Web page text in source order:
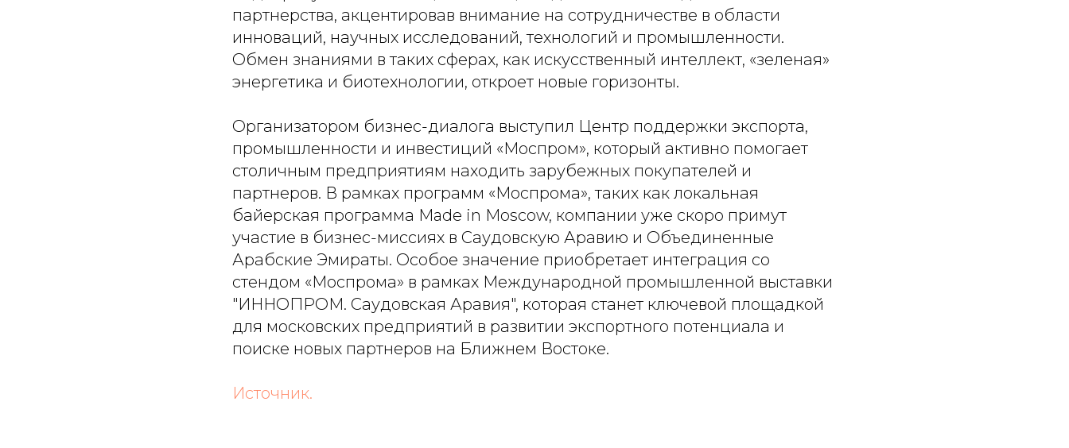
партнерства, акцентировав внимание на сотрудничестве в области
инноваций, научных исследований, технологий и промышленности.
Обмен знаниями в таких сферах, как искусственный интеллект, «зеленая»
энергетика и биотехнологии, откроет новые горизонты.
Организатором бизнес-диалога выступил Центр поддержки экспорта,
промышленности и инвестиций «Моспром», который активно помогает
столичным предприятиям находить зарубежных покупателей и
партнеров. В рамках программ «Моспрома», таких как локальная
байерская программа Made in Moscow, компании уже скоро примут
участие в бизнес-миссиях в Саудовскую Аравию и Объединенные
Арабские Эмираты. Особое значение приобретает интеграция со
стендом «Моспрома» в рамках Международной промышленной выставки
"ИННОПРОМ. Саудовская Аравия", которая станет ключевой площадкой
для московских предприятий в развитии экспортного потенциала и
поиске новых партнеров на Ближнем Востоке.
Источник.